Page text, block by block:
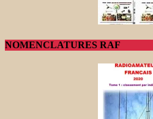
NOMENCLATURES RAF